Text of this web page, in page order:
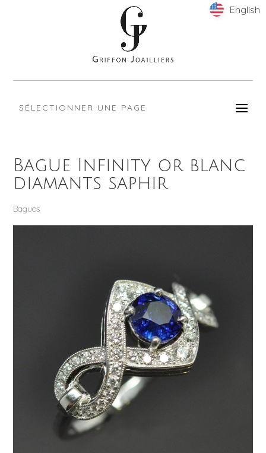
SÉLECTIONNER UNE PAGE
Bague Infinity or blanc
diamants saphir
Bagues
English
English